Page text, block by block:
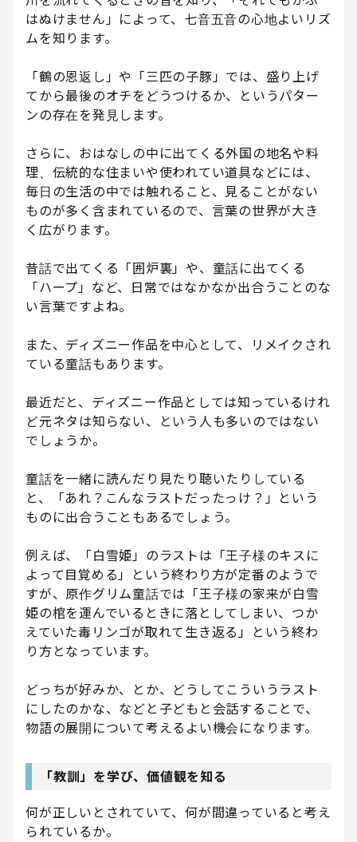
はぬけません」によって、七音五音の心地よいリズ
ムを知ります。
「鶴の恩返し」や「三匹の子豚」では、盛り上げ
てから最後のオチをどうつけるか、というパター
ンの存在を発見します。
さらに、おはなしの中に出てくる外国の地名や料
理、伝統的な住まいや使われてい道具などには、
毎日の生活の中では触れること、見ることがない
ものが多く含まれているので、言葉の世界が大き
く広がります。
昔話で出てくる「囲炉裏」や、童話に出てくる
「ハープ」など、日常ではなかなか出合うことのな
い言葉ですよね。
また、ディズニー作品を中心として、リメイクされ
ている童話もあります。
最近だと、ディズニー作品としては知っているけれ
ど元ネタは知らない、という人も多いのではない
でしょうか。
童話を一緒に読んだり見たり聴いたりしている
と、「あれ？こんなラストだったっけ？」という
ものに出合うこともあるでしょう。
例えば、「白雪姫」のラストは「王子様のキスに
よって目覚める」という終わり方が定番のようで
すが、原作グリム童話では「王子様の家来が白雪
姫の棺を運んでいるときに落としてしまい、つか
えていた毒リンゴが取れて生き返る」という終わ
り方となっています。
どっちが好みか、とか、どうしてこういうラスト
にしたのかな、などと子どもと会話することで、
物語の展開について考えるよい機会になります。
「教訓」を学び、価値観を知る
何が正しいとされていて、何が間違っていると考え
られているか。